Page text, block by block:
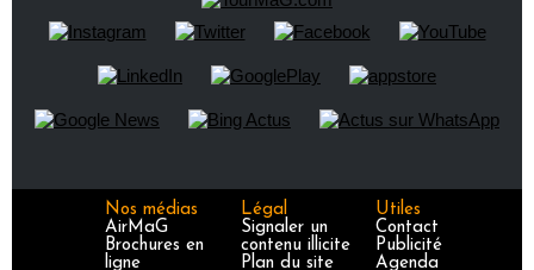
Nos médias
AirMaG
Brochures en
ligne
Légal
Signaler un
contenu illicite
Plan du site
Utiles
Contact
Publicité
Agenda